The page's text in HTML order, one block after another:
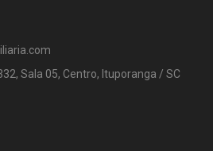
Sala 05, Centro, Ituporanga / SC